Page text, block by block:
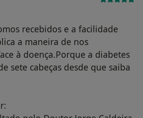
recebidos e a facilidade
a maneira de nos
à doença.Porque a diabetes
sete cabeças desde que saiba